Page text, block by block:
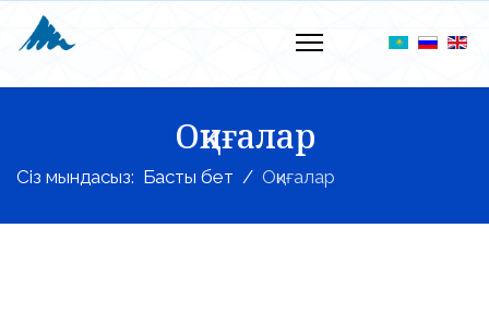
Оқиғалар
Сіз мындасыз: Басты бет Оқиғалар